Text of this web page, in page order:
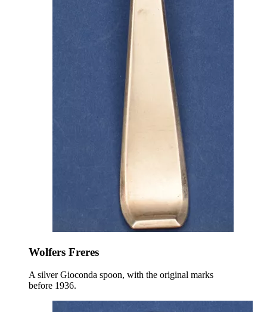
Wolfers Freres
A silver Gioconda spoon, with the original marks
before 1936.